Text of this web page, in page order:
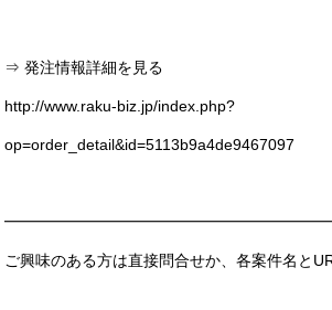
⇒ 発注情報詳細を見る
http://www.raku-biz.jp/index.php?
op=order_detail&id=5113b9a4de9467097
ご興味のある方は直接問合せか、各案件名と